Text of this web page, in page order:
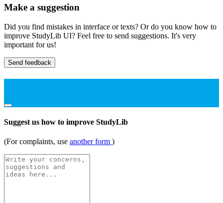
Make a suggestion
Did you find mistakes in interface or texts? Or do you know how to
improve StudyLib UI? Feel free to send suggestions. It's very
important for us!
Send feedback
Suggest us how to improve StudyLib
(For complaints, use another form )